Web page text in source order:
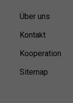
Über uns
Kontakt
Kooperation
Sitemap